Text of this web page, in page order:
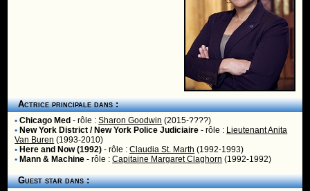
Actrice principale dans :
• Chicago Med - rôle :Sharon Goodwin (2015-????)
• New York District / New York Police Judiciaire - rôle : Lieutenant Anita
Van Buren (1993-2010)
• Here and Now (1992) - rôle :Claudia St. Marth (1992-1993)
• Mann & Machine - rôle :Capitaine Margaret Claghorn (1992-1992)
Guest star dans :